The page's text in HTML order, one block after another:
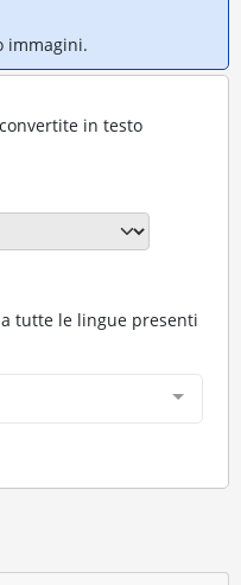
immagini.
in testo
tutte le lingue presenti